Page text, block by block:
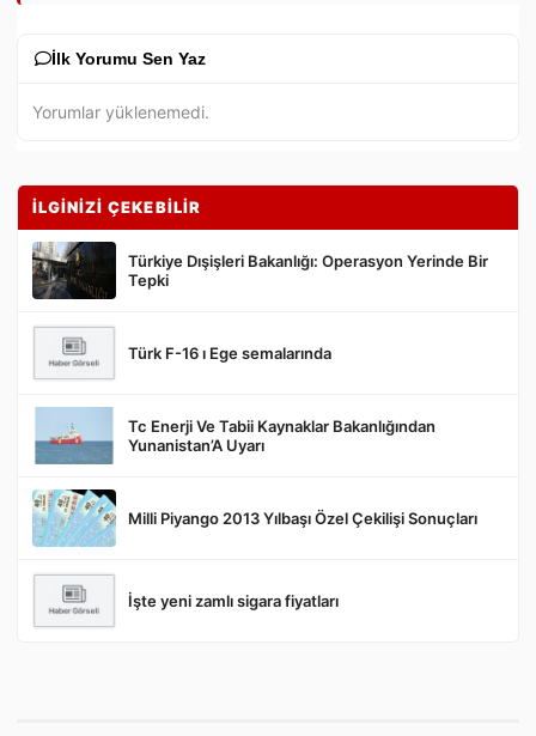
İlk Yorumu Sen Yaz
Gönder
Yorumlar yüklenemedi.
İLGİNİZİ ÇEKEBİLİR
Türkiye Dışişleri Bakanlığı: Operasyon Yerinde Bir
Tepki
Türk F-16 ı Ege semalarında
Tc Enerji Ve Tabii Kaynaklar Bakanlığından
Yunanistan’A Uyarı
Milli Piyango 2013 Yılbaşı Özel Çekilişi Sonuçları
İşte yeni zamlı sigara fiyatları